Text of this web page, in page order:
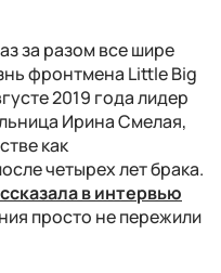
за разом все шире
фронтмена Little Big
2019 года лидер
Ирина Смелая,
как
четырех лет брака.
в интервью
просто не пережили